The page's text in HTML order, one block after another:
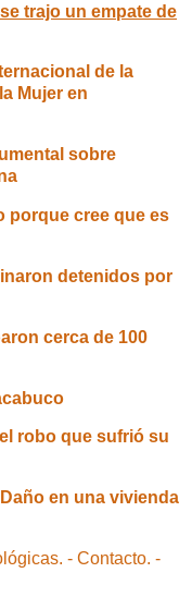
trajo un empate de
de la
Mujer en
sobre
porque cree que es
detenidos por
cerca de 100
robo que sufrió su
en una vivienda
- Contacto. -